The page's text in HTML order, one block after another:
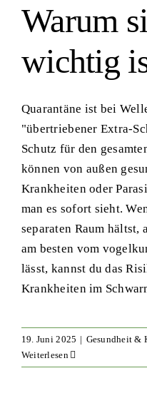
Warum
wichtig
Quarantäne ist bei
"übertriebener Extra-
Schutz für den
können von außen
Krankheiten oder
man es sofort sieht.
separaten Raum hältst,
am besten vom
lässt, kannst du das
Krankheiten im
19. Juni 2025 | Gesundheit &
Weiterlesen